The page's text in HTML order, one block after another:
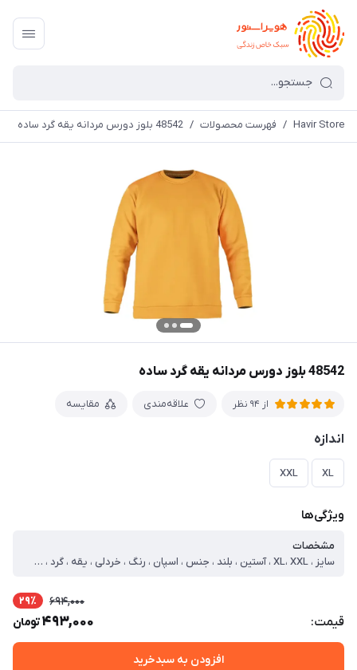
Havir Store
/ فهرست محصولات / 48542 بلوز دورس مردانه یقه گرد ساده
48542 بلوز دورس مردانه یقه گرد ساده
از 94 نظر علاقه‌مندی مقایسه
اندازه
XL
XXL
ویژگی‌ها
مشخصات
سایز ، XL، XXL ، آستین ، بلند ، جنس ، اسپان ، رنگ ، خردلی ، یقه ، گرد ، طرح پارچه ، ساده ، نوع ، بلوز ، جنس داخلی ، خار خورده ، سایز مدل ، دو ایکس لارج ، سایز ایکس لارج ، دور سینه=106 قد=65 آستین=60 ، سایز دو ایکس لارج ، دور سینه=110 قد=68 آستین=62
قیمت:
694,000 29٪
493,000تومان
افزودن به سبدخرید